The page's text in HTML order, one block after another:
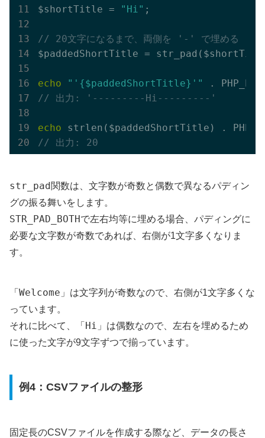
$shortTitle = "Hi" ;
// 20文字になるまで、両側を '-' で埋める
$paddedShortTitle =
echo
"'{$paddedShortTitle}'"
// 出力: '---------Hi---------'
echo
// 出力: 20
str_pad関数は、文字数が奇数と偶数で異なるパディン
グの振る舞いをします。
STR_PAD_BOTHで左右均等に埋める場合、パディングに
必要な文字数が奇数であれば、右側が1文字多くなりま
す。
「 Welcome 」は文字列が奇数なので、右側が1文字多くな
っています。
それに比べて、「 Hi 」は偶数なので、左右を埋めるため
に使った文字が9文字ずつで揃っています。
例4：CSVファイルの整形
固定長のCSVファイルを作成する際など、データの長さ